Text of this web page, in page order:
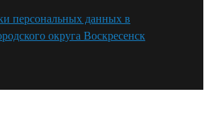
персональных данных в
округа Воскресенск